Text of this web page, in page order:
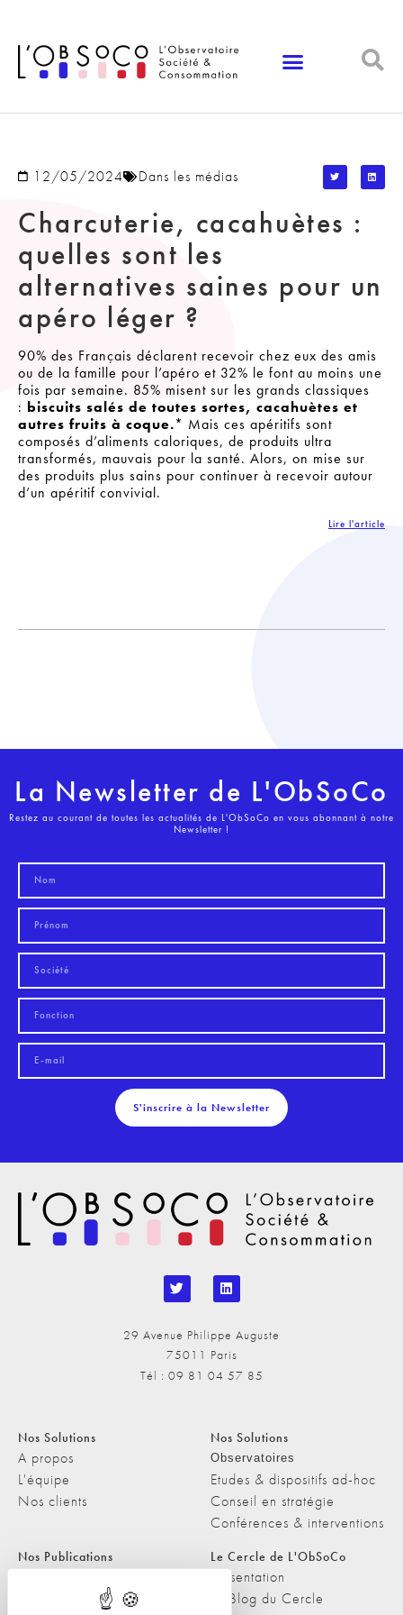
12/05/2024 Dans les médias
Charcuterie, cacahuètes :
quelles sont les
alternatives saines pour un
apéro léger ?
90% des Français déclarent recevoir chez eux des amis
ou de la famille pour l’apéro et 32% le font au moins une
fois par semaine. 85% misent sur les grands classiques
: biscuits salés de toutes sortes, cacahuètes et
autres fruits à coque.* Mais ces apéritifs sont
composés d’aliments caloriques, de produits ultra
transformés, mauvais pour la santé. Alors, on mise sur
des produits plus sains pour continuer à recevoir autour
d’un apéritif convivial.
Lire l'article
La Newsletter de L'ObSoCo
Restez au courant de toutes les actualités de L'ObSoCo en vous abonnant à notre
Newsletter !
S'inscrire à la Newsletter
29 Avenue Philippe Auguste
75011 Paris
Tél : 09 81 04 57 85
Nos Solutions
A propos
L'équipe
Nos clients
Nos Solutions
Observatoires
Etudes & dispositifs ad-hoc
Conseil en stratégie
Conférences & interventions
Nos Publications
Les Podcasts de L'ObSoCo
Le Cercle de L'ObSoCo
Présentation
Le Blog du Cercle